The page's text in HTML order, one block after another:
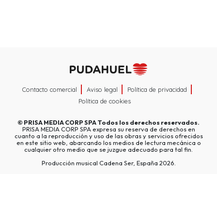
Contacto comercial Aviso legal
Política de privacidad
Política de cookies
© PRISA MEDIA CORP SPATodos los derechos reservados.
PRISA MEDIA CORP SPA expresa su reserva de derechos en
cuanto a la reproducción y uso de las obras y servicios ofrecidos
en este sitio web, abarcando los medios de lectura mecánica o
cualquier otro medio que se juzgue adecuado para tal fin.
Producción musical Cadena Ser, España 2026.